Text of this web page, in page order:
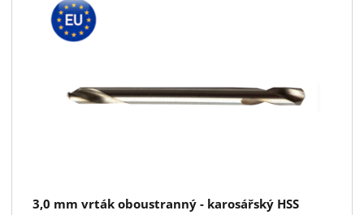
3,0 mm vrták oboustranný - karosářský HSS